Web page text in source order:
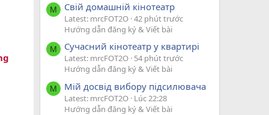
M Свій домашній кінотеатр
Latest: mrcFOT2O 42 phút trước
Hướng dẫn đăng ký & Viết bài
M Сучасний кінотеатр у квартирі
Latest: mrcFOT2O 54 phút trước
Hướng dẫn đăng ký & Viết bài
M Мій досвід вибору підсилювача
Latest: mrcFOT2O Lúc 22:28
Hướng dẫn đăng ký & Viết bài